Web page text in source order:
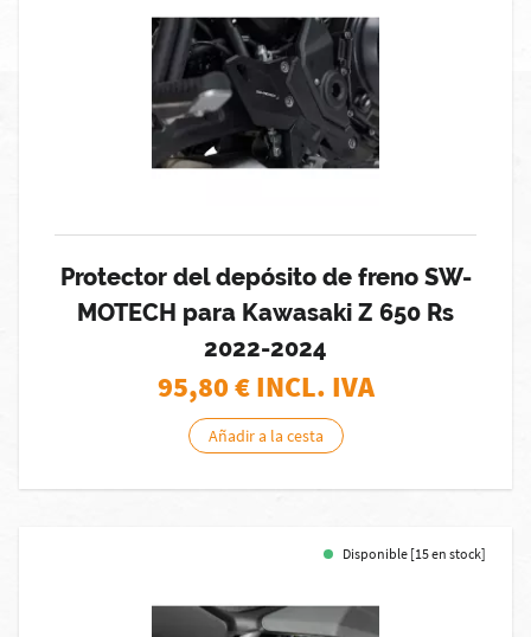
Protector del depósito de freno SW-
MOTECH para Kawasaki Z 650 Rs
2022-2024
95,80€ INCL. IVA
Añadir a la cesta
Disponible [15 en stock]